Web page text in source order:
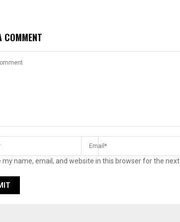
COMMENT
my name, email, and website in this browser for the